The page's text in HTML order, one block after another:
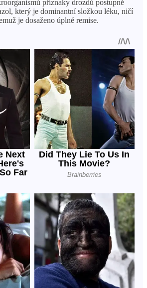
příznaky drozdů postupně
který je dominantní složkou léku, ničí
je dosaženo úplné remise.